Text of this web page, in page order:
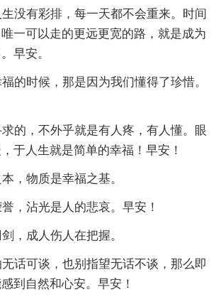
没有彩排，每一天都不会重来。时间
一可以走的更远更宽的路，就是成为
早安。
的时候，那是因为我们懂得了珍惜。
的，不外乎就是有人疼，有人懂。眼
于人生就是简单的幸福！早安！
，物质是幸福之基。
，沾光是人的悲哀。早安！
，成人伤人在把握。
话可谈，也别指望无话不谈，那么即
到自然和心安。早安！